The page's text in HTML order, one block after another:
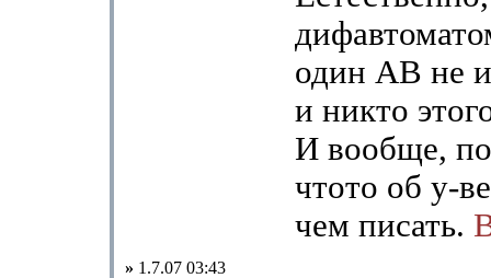
один АВ не
и никто
И вообще,
чтото об у-
чем писать.
» 1.7.07 03:43